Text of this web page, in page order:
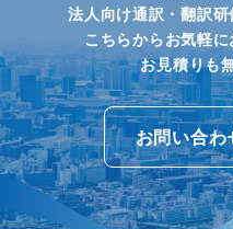
法人向け通訳・翻訳研
こちらからお気軽に
お見積りも
お問い合わ